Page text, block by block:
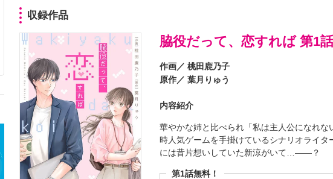
収録作品
脇役だって、恋すれば 第1
作画／ 桃田鹿乃子
原作／ 葉月りゅう
内容紹介
華やかな姉と比べられ「私は主人公になれな
時人気ゲームを手掛けているシナリオライタ
には昔片想いしていた新涼がいて…――？
第1話無料！